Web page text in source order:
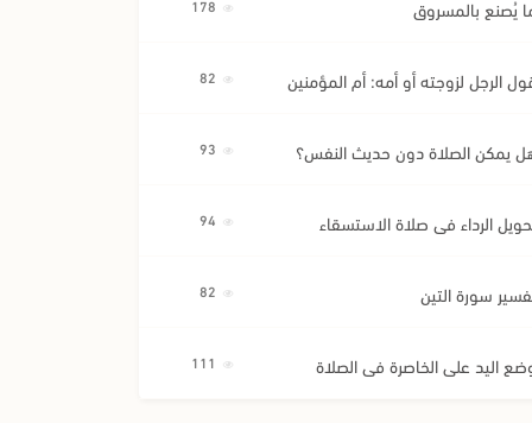
يُصنع بالمسروق
الرجل لزوجته أو أمه: أم المؤمنين
يمكن الصلاة دون حديث النفس؟
الرداء في صلاة الاستسقاء
سورة التين
اليد على الخاصرة في الصلاة